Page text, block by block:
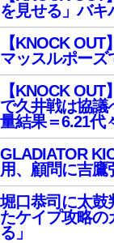
を見せる」バキ
【KNOCK OUT
マッスルポーズ
【KNOCK
で久井戦は協
量結果＝6.21代
GLADIATOR
用、顧問に吉鷹
堀口恭司に太鼓
たケイプ攻略の
る」